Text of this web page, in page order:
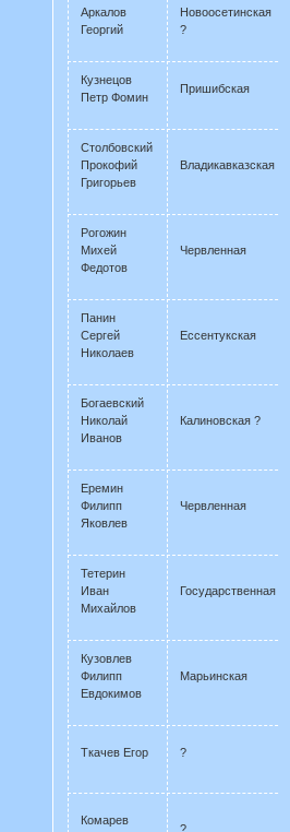
Аркалов
Георгий
Новоосетинская
?
Кузнецов
Петр Фомин
Пришибская
Столбовский
Прокофий
Григорьев
Владикавказская
Рогожин
Михей
Федотов
Червленная
Панин
Сергей
Николаев
Ессентукская
Богаевский
Николай
Иванов
Калиновская ?
Еремин
Филипп
Яковлев
Червленная
Тетерин
Иван
Михайлов
Государственная
Кузовлев
Филипп
Евдокимов
Марьинская
Ткачев Егор ?
Комарев
?